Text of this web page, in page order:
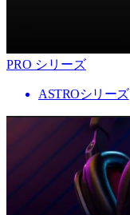
PRO シリーズ
ASTROシリーズ